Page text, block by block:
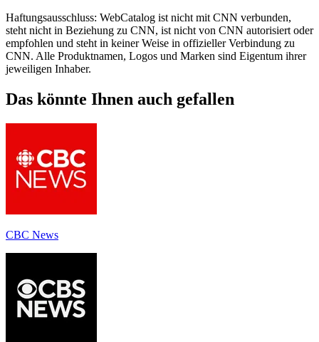
Haftungsausschluss: WebCatalog ist nicht mit CNN verbunden,
steht nicht in Beziehung zu CNN, ist nicht von CNN autorisiert oder
empfohlen und steht in keiner Weise in offizieller Verbindung zu
CNN. Alle Produktnamen, Logos und Marken sind Eigentum ihrer
jeweiligen Inhaber.
Das könnte Ihnen auch gefallen
CBC News